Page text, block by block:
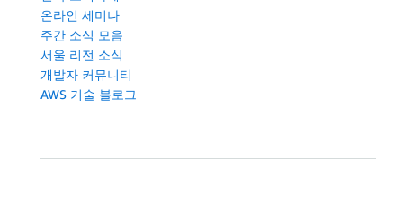
온라인 세미나
주간 소식 모음
서울 리전 소식
개발자 커뮤니티
AWS 기술 블로그